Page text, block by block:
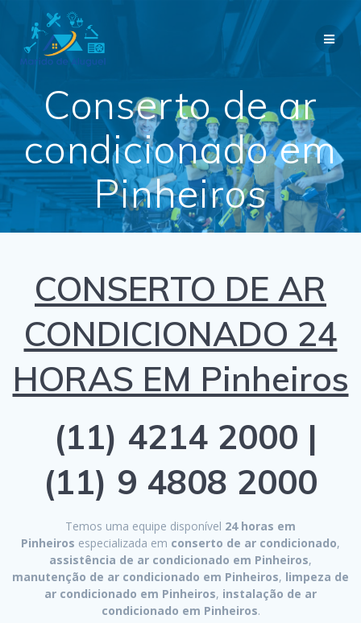
Conserto de ar
condicionado em
Pinheiros
CONSERTO DE AR
CONDICIONADO 24
HORAS EM Pinheiros
(11) 4214 2000 |
(11) 9 4808 2000
Temos uma equipe disponível 24 horas em
Pinheiros especializada em conserto de ar condicionado,
assistência de ar condicionado em Pinheiros,
manutenção de ar condicionado em Pinheiros, limpeza de
ar condicionado em Pinheiros, instalação de ar
condicionado em Pinheiros.